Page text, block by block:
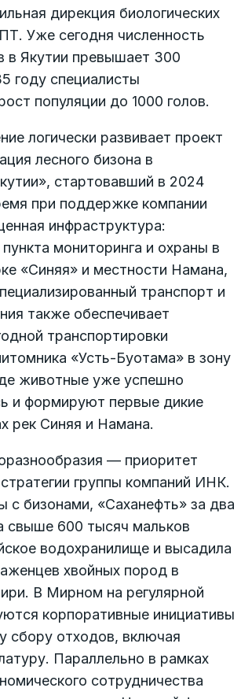
дирекция биологических
Уже сегодня численность
в Якутии превышает 300
году специалисты
популяции до 1000 голов.
логически развивает проект
лесного бизона в
стартовавший в 2024
при поддержке компании
инфраструктура:
мониторинга и охраны в
«Синяя» и местности Намана,
транспорт и
также обеспечивает
транспортировки
«Усть-Буотама» в зону
животные уже успешно
и формируют первые дикие
рек Синяя и Намана.
— приоритет
группы компаний ИНК.
с бизонами, «Саханефть» за два
свыше 600 тысяч мальков
водохранилище и высадила
хвойных пород в
В Мирном на регулярной
корпоративные инициативы
сбору отходов, включая
Параллельно в рамках
сотрудничества